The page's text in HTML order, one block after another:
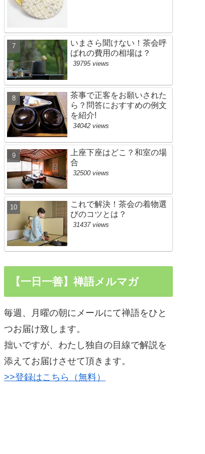
いまさら聞けない！茶会呼
ばれの費用の相場は？
39795 views
茶事で正客をお願いされた
ら？問答におすすめの例文
を紹介!
34042 views
上座下座はどこ？和室の場
合
32500 views
これで解決！茶会の着物選
びのコツとは？
31437 views
【一日一善】禅語メルマガ
毎週、月曜の朝にメールにて禅語をひと
つお届け致します。
拙いですが、わたし独自の目線で解説を
添えてお届けさせて頂きます。
>>登録はこちら（無料）